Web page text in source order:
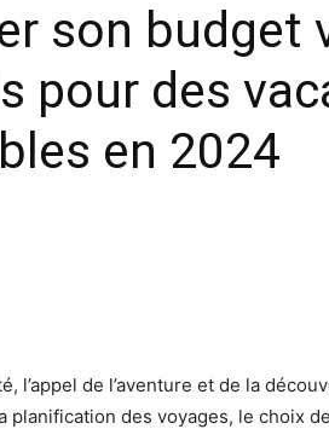
son budget
pour des
en 2024
l’appel de l’aventure et de la
planification des voyages, le choix